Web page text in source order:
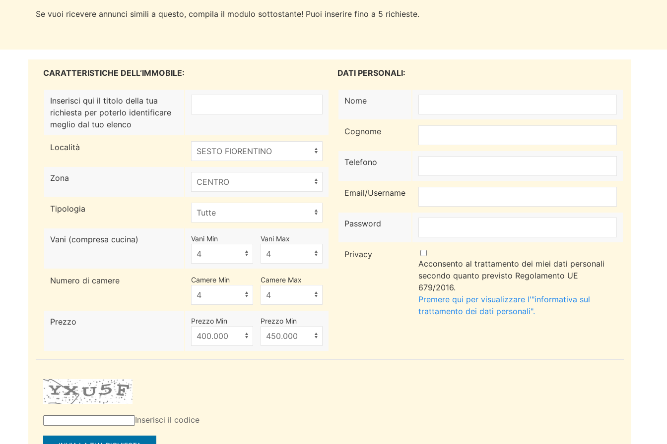
Se vuoi ricevere annunci simili a questo, compila il modulo sottostante! Puoi inserire fino a 5 richieste.
CARATTERISTICHE DELL‘IMMOBILE:
Inserisci qui il titolo della tua
richiesta per poterlo identificare
meglio dal tuo elenco
Località
Zona
Tipologia
Vani (compresa cucina) Vani Min Vani Max
Numero di camere Camere Min Camere Max
Prezzo Prezzo Min Prezzo Min
DATI PERSONALI:
Nome
Cognome
Telefono
Email/Username
Password
Privacy
Acconsento al trattamento dei miei dati personali
secondo quanto previsto Regolamento UE
679/2016.
Premere qui per visualizzare l'"informativa sul
trattamento dei dati personali".
Inserisci il codice